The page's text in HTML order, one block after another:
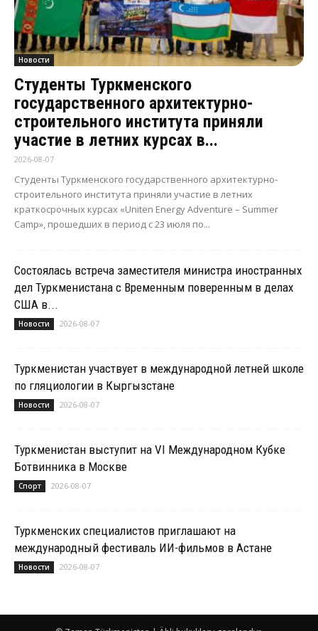
Новости
Студенты Туркменского
государственного архитектурно-
строительного института приняли
участие в летних курсах в...
2026-08-07
Студенты Туркменского государственного архитектурно-
строительного института приняли участие в летних
краткосрочных курсах «Uniten Energy Adventure – Summer
Camp», прошедших в период с 23 июля по...
Состоялась встреча заместителя министра иностранных
дел Туркменистана с Временным поверенным в делах
США в...
Новости 2026-08-07
Туркменистан участвует в международной летней школе
по гляциологии в Кыргызстане
Новости 2026-08-07
Туркменистан выступит на VI Международном Кубке
Ботвинника в Москве
Спорт 2026-08-07
Туркменских специалистов приглашают на
международный фестиваль ИИ-фильмов в Астане
Новости 2026-08-07